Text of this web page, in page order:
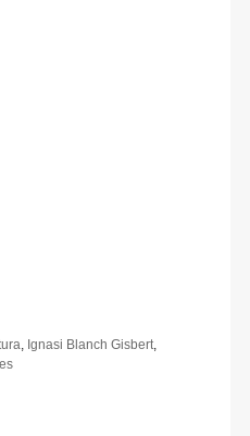
Ignasi Blanch Gisbert